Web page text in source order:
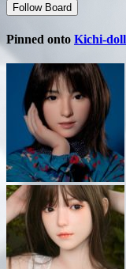
Follow Board
Pinned onto Kichi-